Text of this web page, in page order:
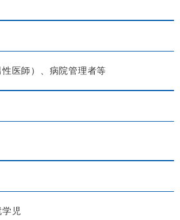
医師）、病院管理者等
学児